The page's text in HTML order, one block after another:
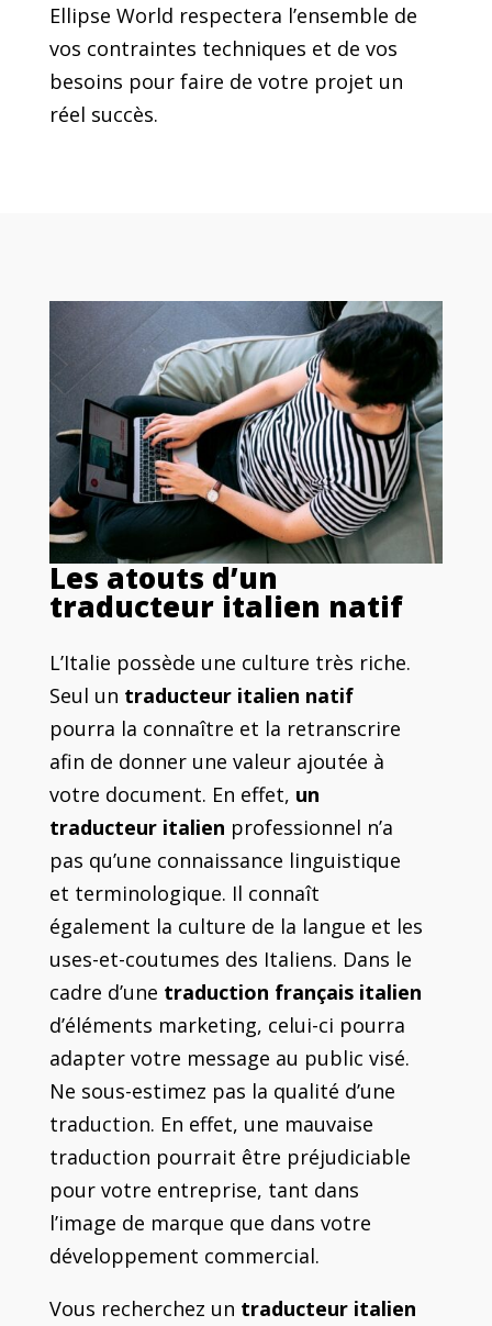
Ellipse World respectera l’ensemble de
vos contraintes techniques et de vos
besoins pour faire de votre projet un
réel succès.
Les atouts d’un
traducteur italien natif
L’Italie possède une culture très riche.
Seul un traducteur italien natif
pourra la connaître et la retranscrire
afin de donner une valeur ajoutée à
votre document. En effet, un
traducteur italien professionnel n’a
pas qu’une connaissance linguistique
et terminologique. Il connaît
également la culture de la langue et les
uses-et-coutumes des Italiens. Dans le
cadre d’une traduction français italien
d’éléments marketing, celui-ci pourra
adapter votre message au public visé.
Ne sous-estimez pas la qualité d’une
traduction. En effet, une mauvaise
traduction pourrait être préjudiciable
pour votre entreprise, tant dans
l’image de marque que dans votre
développement commercial.
Vous recherchez un traducteur italien